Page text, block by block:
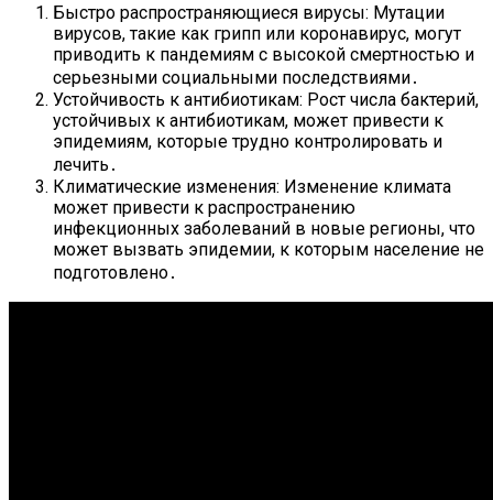
Быстро распространяющиеся вирусы: Мутации
вирусов, такие как грипп или коронавирус, могут
приводить к пандемиям с высокой смертностью и
серьезными социальными последствиями․
Устойчивость к антибиотикам: Рост числа бактерий,
устойчивых к антибиотикам, может привести к
эпидемиям, которые трудно контролировать и
лечить․
Климатические изменения: Изменение климата
может привести к распространению
инфекционных заболеваний в новые регионы, что
может вызвать эпидемии, к которым население не
подготовлено․